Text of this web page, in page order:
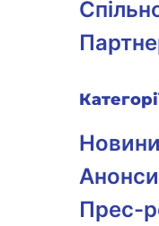
Новини
Анонси
Прес-